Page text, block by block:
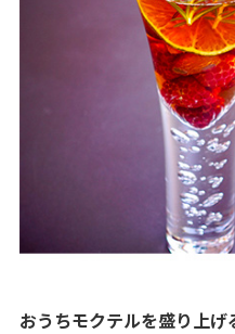
おうちモクテルを盛り上げ